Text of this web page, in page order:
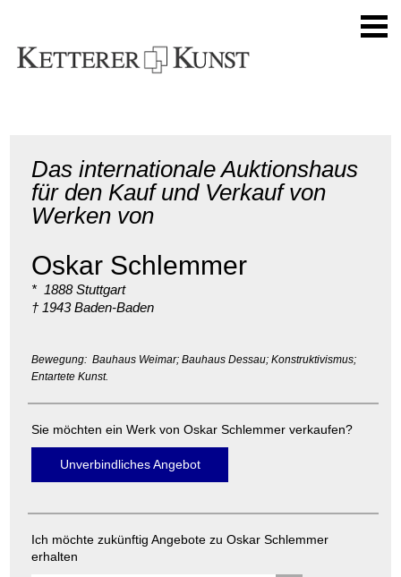
Das internationale Auktionshaus
für den Kauf und Verkauf von
Werken von
Oskar Schlemmer
* 1888 Stuttgart
† 1943 Baden-Baden
Bewegung: Bauhaus Weimar; Bauhaus Dessau; Konstruktivismus;
Entartete Kunst.
Sie möchten ein Werk von Oskar Schlemmer verkaufen?
Unverbindliches Angebot
Ich möchte zukünftig Angebote zu Oskar Schlemmer
erhalten